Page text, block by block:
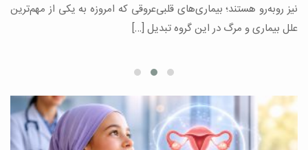
نیز روبه‌رو هستند؛ بیماری‌های قلبی‌عروقی که امروزه به یکی از مهم‌ترین
علل بیماری و مرگ در این گروه تبدیل […]